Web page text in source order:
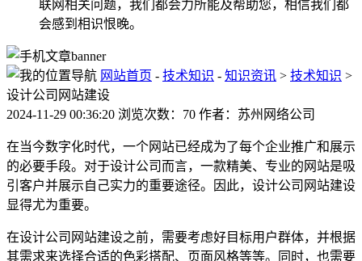
联网相关问题，我们都会力所能及帮助您，相信我们都
会感到相识恨晚。
网站首页 - 技术知识 - 知识资讯 > 技术知识 >
设计公司网站建设
2024-11-29 00:36:20 浏览次数：70 作者：苏州网络公司
在当今数字化时代，一个网站已经成为了每个企业推广和展示
的必要手段。对于设计公司而言，一款精美、专业的网站是吸
引客户并展示自己实力的重要途径。因此，设计公司网站建设
显得尤为重要。
在设计公司网站建设之前，需要考虑好目标用户群体，并根据
其需求来选择合适的色彩搭配、页面风格等等。同时，也需要